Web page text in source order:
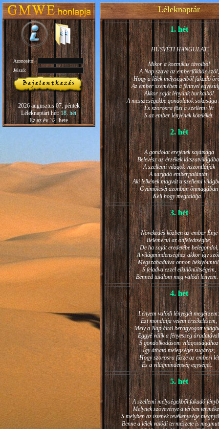
Azonosító:
Jelszó:
2026 augusztus 07, péntek
Léleknaptári hét:18. hét
Ez az év 32. hete
Léleknaptár
1. hét
HÚSVÉTI HANGULAT
Mikor a kozmikus távolból
A Nap szava az emberfőkhöz szól,
Hogy a lélek mélységeiből fakadó
Az ember szemében a fénnyel
Akkor saját lényünk burkaiból
A messzeségekbe gondolatok sokasága
És szorosra főzi a szellemi lét
S az ember lényének kötelékét.
2. hét
A gondolat erejének sajátsága
Belevész az érzékek
A szellemi világok viszontlátják
A sarjadó emberpalántát,
Aki lelkének magvát a szellemi
Gyümölcsét azonban önmagában
Kell hogy megtalálja.
3. hét
Növekedés közben az ember Énje
Belemerül az önfeledtségbe,
De ha saját eredetébe belegondol,
A világmindenséghez akkor így
Megszabadulva önnön
S feladva ezzel elkülönültségem,
Benned találom meg valódi
4. hét
Lényem valódi lényegét megérzem:
Ezt mondatja velem érzékelésem,
Mely a Nap által beragyogott
Eggyé válik a fényesség
S gondolkodásom világosságához
Így átható melegséget sugároz,
Hogy szorosra fűzze az emberi lét
És a világmindenség egységét.
5. hét
A szellemi mélységekből fakadó
Melynek szövevénye a térben
S melyben az istenek tevékenysége
Benne a lélek valódi természete is